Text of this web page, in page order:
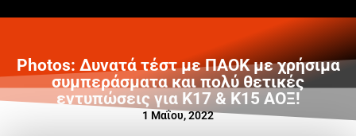
Photos: Δυνατά τέστ με ΠΑΟΚ με χρήσιμα
συμπεράσματα και πολύ θετικές
εντυπώσεις για Κ17 & Κ15 ΑΟΞ!
1 Μαΐου, 2022